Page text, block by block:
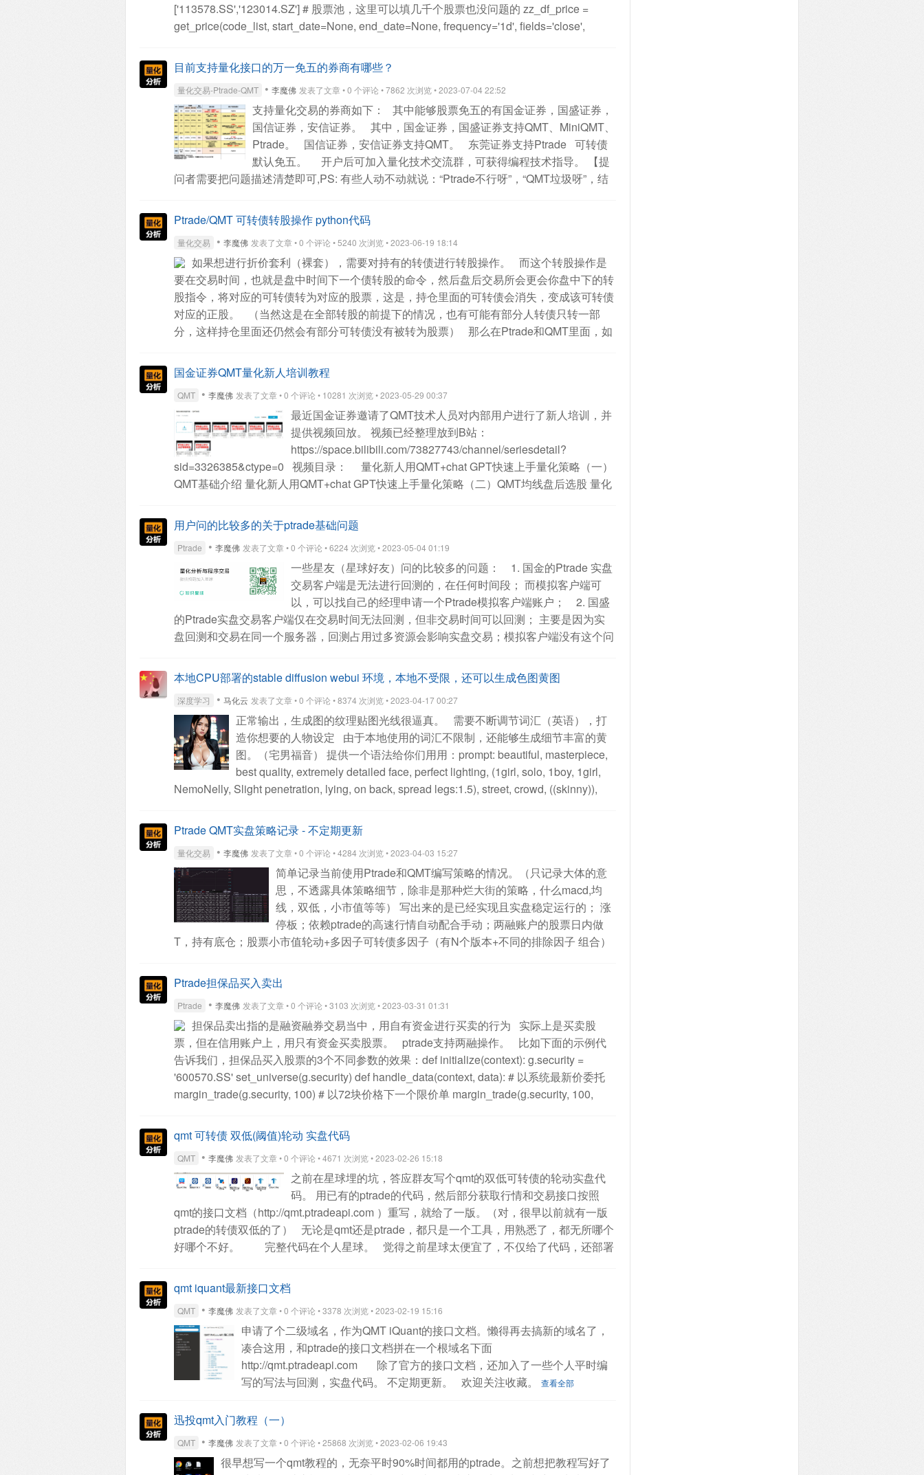
['113578.SS','123014.SZ'] # 股票池，这里可以填几千个股票也没问题的 zz_df_price =
get_price(code_list, start_date=None, end_date=None, frequency='1d', fields='close',
= ['113578.SS','123014.SZ'] # 股票池，这里可以填几千个股票也没问题的，比如你可以先
拿沪深300指数的成分股，然后传入这个函数。
start_date=None, end_date=None, frequency='1d', fields='close', fq=None, count=1)
get_price： 获取历史数据。 这里不用get_history，因为这个函数太多bug了，主要是券商
数据可能是缺的。拿历史数据我基本不敢用get_history。 因为我拿昨天的收盘价，所以我
就不指定日期，只用count=1，获取1条数据，因为数据是从最新开始的，那么这一条数据肯
定是上一个交易日的。 正常情况返回的数据是一个Pannel，三维的。不过因为
filed=‘close'，单个字段，特殊情况，这里返回的是一个dataframe
输出：
接下来要做的是，获取dataframe的第一行数据，直接转为json
'{"113578.SS":93.036,"123014.SZ":118.36}'
全部
目前支持量化接口的万一免五的券商有哪些？
量化交易-Ptrade-QMT • 李魔佛 发表了文章 • 0 个评论 • 7862 次浏览 • 2023-07-04 22:52
支持量化交易的券商如下：
其中能够股票免五的有国金证券，国盛证券，
国信证券，安信证券。
其中，国金证券，国盛证券支持QMT、MiniQMT、
Ptrade。
国信证券，安信证券支持QMT。 东莞证券支持Ptrade 可转债
默认免五。
开户后可加入量化技术交流群，可获得编程技术指导。
【提
问者需要把问题描述清楚即可,PS: 有些人动不动就说：“Ptrade不行呀”，“QMT垃圾呀”，结
码问题。】 扫码添加微信咨询开户： 查看全部
Ptrade/QMT 可转债转股操作 python代码
量化交易 • 李魔佛 发表了文章 • 0 个评论 • 5240 次浏览 • 2023-06-19 18:14
如果想进行折价套利（裸套），需要对持有的转债进行转股操作。
而这个转股操作是
要在交易时间，也就是盘中时间下一个债转股的命令，然后盘后交易所会更会你盘中下的转
股指令，将对应的可转债转为对应的股票，这是，持仓里面的可转债会消失，变成该可转债
对应的正股。
（当然这是在全部转股的前提下的情况，也有可能有部分人转债只转一部
分，这样持仓里面还仍然会有部分可转债没有被转为股票）
那么在Ptrade和QMT里面，如
"600570.SS"set_universe(g.security)
def handle_data(context, data):if g.count == 0:
debt_to_stock_order("123075.SZ", -1000)g.count += 1# 查看委托状态
log.info(get_orders())g.count += 1主要是上面的函数，debt_to_stock_order 传入可转债
代码和转股的数量，注意数量用加一个负号。
QMT可转债转股操作
account = '11111111' # 个人账户def init(ContextInfo):passdef handlebar(ContextInfo):
not ContextInfo.is_last_bar():#历史k线不应该发出实盘信号 跳过returnif c:
passorder(80,1101,account,s,5,0,-100,'1',2,'tzbz',ContextInfo)c=Falsepassorder 里面的 80
国金证券QMT量化新人培训教程
QMT • 李魔佛 发表了文章 • 0 个评论 • 10281 次浏览 • 2023-05-29 00:37
最近国金证券邀请了QMT技术人员对内部用户进行了新人培训，并
提供视频回放。
视频已经整理放到B站：
https://space.bilibili.com/73827743/channel/seriesdetail?
sid=3326385&ctype=0 视频目录：
量化新人用QMT+chat GPT快速上手量化策略（一）
QMT基础介绍 量化新人用QMT+chat GPT快速上手量化策略（二）QMT均线盘后选股 量化
QMT+chat GPT快速上手量化策略（四） QMT运行一个策略的整体流程
QMT+chat GPT快速上手量化策略（五） 获取股票数据
手量化策略（六） tablib计算指标 量化新人用QMT+chat GPT快速上手量化策略（七） 下单
代码编写 欢迎观看并提出疑问。 公众号：可转债量化分析查看全部
用户问的比较多的关于ptrade基础问题
Ptrade • 李魔佛 发表了文章 • 0 个评论 • 6224 次浏览 • 2023-05-04 01:19
一些星友（星球好友）问的比较多的问题：
1. 国金的Ptrade 实盘
交易客户端是无法进行回测的，在任何时间段； 而模拟客户端可
以，可以找自己的经理申请一个Ptrade模拟客户端账户；
2. 国盛
的Ptrade实盘交易客户端仅在交易时间无法回测，但非交易时间可以回测； 主要是因为实
盘回测和交易在同一个服务器，回测占用过多资源会影响实盘交易；模拟客户端没有这个问
多个回测策略，一直在后台运行，而且是关于运算密集型的，导致实盘交易的程序也崩溃
了）
3. 国金Ptrade无法回测星球上面的可转债实盘代码，实盘代码是基于当前的实时数
据，用来进行回测没有意义，因为获取不到可转债的历史数据（溢价率，规模等），只有历
史的价格数据； 4. 国金Ptrade无法使用星球上的可转债代码进行实盘，因为无法访问外
网，无法访问我部署的接口数据； 而国盛的Ptrade可以；如果国金Ptrade需要实盘交易可转
债，需要手工上传一些基础数据，Ptrade提供上传功能，具体操作可查找星球相关文章；
5. 在共享的Ptrade模拟试用账户上，不要保留个人代码记录，跑完后记得删除，否则其他共
有同一个账户的人可以进去修改复制你的策略和代码；如果是单独的个人模拟账户，则没有
本地CPU部署的stable diffusion webui 环境，本地不受限，还可以生成色图黄图
深度学习 • 马化云 发表了文章 • 0 个评论 • 8374 次浏览 • 2023-04-17 00:27
正常输出，生成图的纹理贴图光线很逼真。
需要不断调节词汇（英语），打
造你想要的人物设定
由于本地使用的词汇不限制，还能够生成细节丰富的黄
图。（宅男福音）
提供一个语法给你们用用：prompt: beautiful, masterpiece,
best quality, extremely detailed face, perfect lighting, (1girl, solo, 1boy, 1girl,
NemoNelly, Slight penetration, lying, on back, spread legs:1.5), street, crowd, ((skinny)),
walking, outdoors, sunshine, light_rays, fantasy, rococo, hair_flower,low tied hair, smile,
half-closed eyes, dating, (nude), nsfw, (heavy breathing:1.5), tears, crying, blush, wet,
sweat, <lora:koreanDollLikeness_v15:0.4>, <lora:povImminentPenetration_ipv1:0>,
<lora:breastinclassBetter_v14:0.1> 整体来说，现在的AI技术和效果就像跃迁了一个台阶。
查看全部
Ptrade QMT实盘策略记录 - 不定期更新
量化交易 • 李魔佛 发表了文章 • 0 个评论 • 4284 次浏览 • 2023-04-03 15:27
简单记录当前使用Ptrade和QMT编写策略的情况。（只记录大体的意
思，不透露具体策略细节，除非是那种烂大街的策略，什么macd,均
线，双低，小市值等等）
写出来的是已经实现且实盘稳定运行的； 涨
停板；依赖ptrade的高速行情自动配合手动；两融账户的股票日内做
T，持有底仓；股票小市值轮动+多因子可转债多因子（有N个版本+不同的排除因子 组合）
平时复盘。 有兴趣的朋友可以关注公众号交流。
Ptrade担保品买入卖出
Ptrade • 李魔佛 发表了文章 • 0 个评论 • 3103 次浏览 • 2023-03-31 01:31
担保品卖出指的是融资融券交易当中，用自有资金进行买卖的行为
实际上是买卖股
票，但在信用账户上，用只有资金买卖股票。
ptrade支持两融操作。
比如下面的示例代
告诉我们，担保品买入股票的3个不同参数的效果：def initialize(context): g.security =
'600570.SS'set_universe(g.security) def handle_data(context, data): # 以系统最新价委托
margin_trade(g.security, 100) # 以72块价格下一个限价单 margin_trade(g.security, 100,
market_type=4) security：股票代码(str)；
出(int)； limit_price：买卖限价(float)；
持参数1、4，上证科创板股票支持参数0、1、2、4，深证股票支持参数0、2、3、4、
5(int)； 0：对手方最优价格；1：最优五档即时成交剩余转限价；2：本方最优价格；3：
4：最优五档即时成交剩余撤销；5：全额成交或撤单；查看全部
qmt 可转债 双低(阈值)轮动 实盘代码
QMT • 李魔佛 发表了文章 • 0 个评论 • 4671 次浏览 • 2023-02-26 15:18
之前在星球埋的坑，答应群友写个qmt的双低可转债的轮动实盘代
码。
用已有的ptrade的代码，然后部分获取行情和交易接口按照
qmt的接口文档（http://qmt.ptradeapi.com ）重写，就给了一版。（对，很早以前就有一版
ptrade的转债双低的了）
无论是qmt还是ptrade，都只是一个工具，用熟悉了，都无所哪个
好哪个不好。
完整代码在个人星球。
觉得之前星球太便宜了，不仅给了代码，还部署
系列数据。 而且随着时间的推移，里面积累的数据，代码也越来越多，感觉这样对前面进
去并不断续费的星友有点公平，尽管以后他们续费都直接打折扣。所以还是按照一些大v运
营的意见，逐年涨价策略。越往后的朋友，因为前面积累的内容越多，因此价格也随之增
长。 当然有能力可以自己写接口，部署，实盘，获取三方数据的大v，就没必要加了。
查
看全部
qmt iquant最新接口文档
QMT • 李魔佛 发表了文章 • 0 个评论 • 3378 次浏览 • 2023-02-19 15:16
申请了个二级域名，作为QMT iQuant的接口文档。懒得再去搞新的域名了，
凑合这用，和ptrade的接口文档拼在一个根域名下面
http://qmt.ptradeapi.com
除了官方的接口文档，还加入了一些个人平时编
写的写法与回测，实盘代码。 不定期更新。
欢迎关注收藏。查看全部
迅投qmt入门教程（一）
QMT • 李魔佛 发表了文章 • 0 个评论 • 25868 次浏览 • 2023-02-06 19:43
很早想写一个qmt教程的，无奈平时90%时间都用的ptrade。之前想把教程写好了